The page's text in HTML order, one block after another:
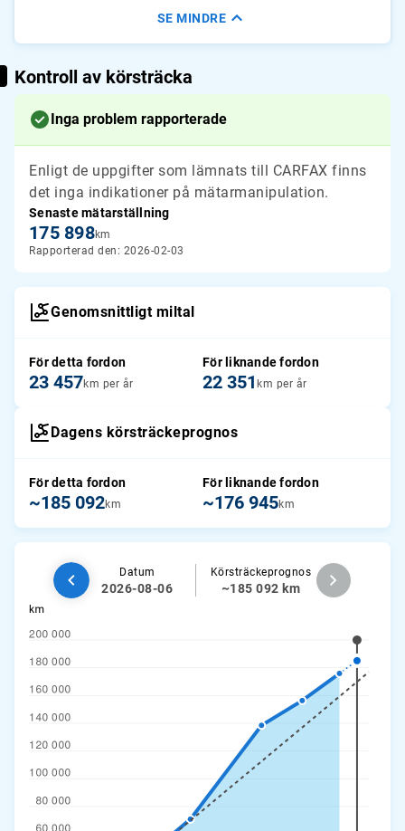
SE MINDRE
Kontroll av körsträcka
Inga problem rapporterade
Enligt de uppgifter som lämnats till CARFAX finns
det inga indikationer på mätarmanipulation.
Senaste mätarställning
175 898km
Rapporterad den: 2026-02-03
Genomsnittligt miltal
För detta fordon
23 457km per år
För liknande fordon
22 351 km per år
Dagens körsträckeprognos
För detta fordon
~185 092km
För liknande fordon
~176 945km
Datum
2026-08-06
Körsträckeprognos
~185 092 km